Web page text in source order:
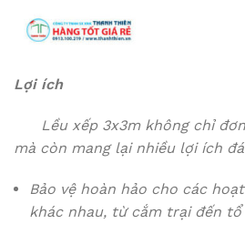
Lợi ích
Lều xếp 3x3m không chỉ
mà còn mang lại nhiều lợi ích
Bảo vệ hoàn hảo cho các
khác nhau, từ cắm trại đến tổ